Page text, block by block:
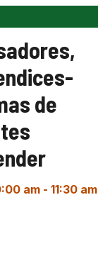
de
am - 11:30 am